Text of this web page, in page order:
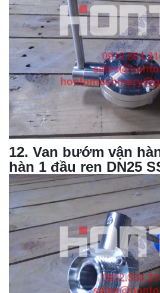
12. Van bướm vận
hàn 1 đầu ren DN25